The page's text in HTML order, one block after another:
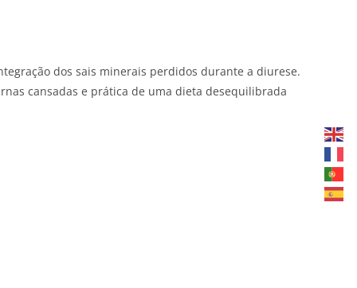
dos sais minerais perdidos durante a diurese.
cansadas e prática de uma dieta desequilibrada